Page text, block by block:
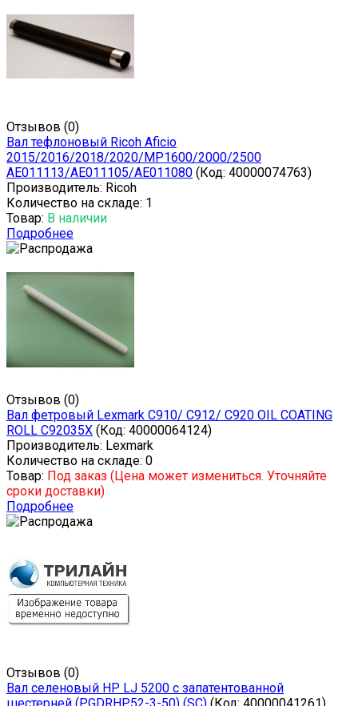
Отзывов (0)
Вал тефлоновый Ricoh Aficio
2015/2016/2018/2020/MP1600/2000/2500
AE011113/AE011105/AE011080 (Код: 40000074763)
Производитель: Ricoh
Количество на складе: 1
Товар: В наличии
Подробнее
Отзывов (0)
Вал фетровый Lexmark C910/ C912/ C920 OIL COATING
ROLL C92035X (Код: 40000064124)
Производитель: Lexmark
Количество на складе: 0
Товар: Под заказ (Цена может измениться. Уточняйте
сроки доставки)
Подробнее
Отзывов (0)
Вал селеновый HP LJ 5200 с запатентованной